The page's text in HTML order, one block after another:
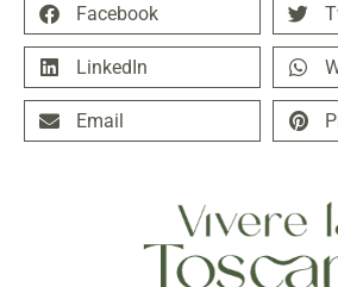
Facebook
LinkedIn
Email